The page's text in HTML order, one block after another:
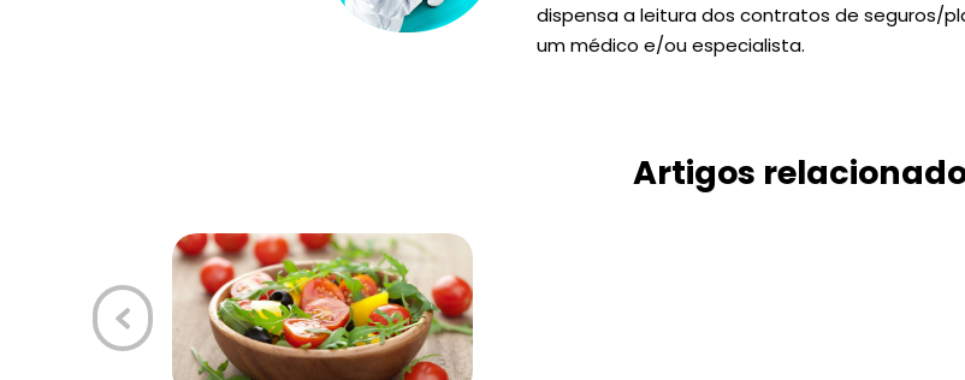
dispensa a leitura dos contratos de seguros/
um médico e/ou especialista.
Artigos